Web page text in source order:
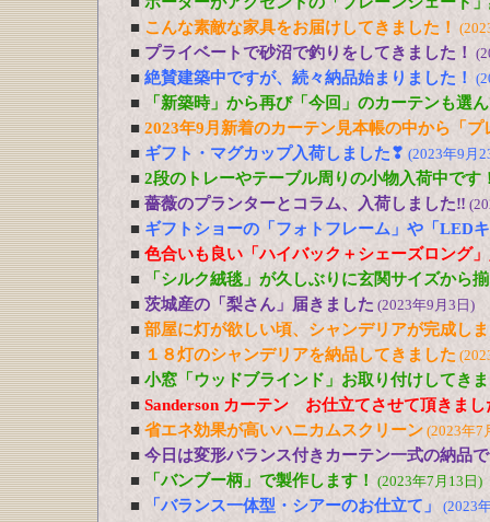
■ こんな素敵な家具をお届けしてきました！
■ プライベートで砂沼で釣りをしてきました！
■ 絶賛建築中ですが、続々納品始まりました！
■
「新築時」から再び「今回」のカーテンも選
■ 2023年9月新着のカーテン見本帳の中から「
■ ギフト・マグカップ入荷しました❣ (2023年9月
■ 2段のトレーやテーブル周りの小物入荷中です
■ 薔薇のプランターとコラム、入荷しました‼
■ ギフトショーの「フォトフレーム」や「LED
■ 色合いも良い「ハイバック＋シェーズロング
■
「シルク絨毯」が久しぶりに玄関サイズから
■ 茨城産の「梨さん」届きました (2023年9月3日)
■ 部屋に灯が欲しい頃、シャンデリアが完成し
■ １８灯のシャンデリアを納品してきました
■ 小窓「ウッドブラインド」お取り付けしてき
■ Sanderson カーテン お仕立てさせて頂きまし
■ 省エネ効果が高いハニカムスクリーン (2023年7
■ 今日は変形バランス付きカーテン一式の納品
■
「バンブー柄」で製作します！ (2023年7月13日)
■ 「バランス一体型・シアーのお仕立て」 (2023